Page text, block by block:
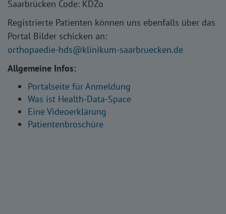
Saarbrücken Code: KDZo
Registrierte Patienten können uns ebenfalls über das
Portal Bilder schicken an:
orthopaedie-hds
klinikum-saarbruecken.de
Allgemeine Infos:
Portalseite für Anmeldung
Was ist Health-Data-Space
Eine Videoerklärung
Patientenbroschüre